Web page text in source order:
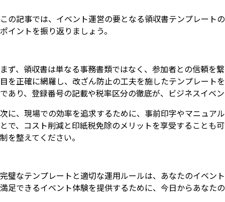
この記事では、イベント運営の要となる領収書テンプレート
ポイントを振り返りましょう。
まず、領収書は単なる事務書類ではなく、参加者との信頼を
目を正確に網羅し、改ざん防止の工夫を施したテンプレート
であり、登録番号の記載や税率区分の徹底が、ビジネスイベ
次に、現場での効率を追求するために、事前印字やマニュア
とで、コスト削減と印紙税免除のメリットを享受することも
制を整えてください。
完璧なテンプレートと適切な運用ルールは、あなたのイベン
満足できるイベント体験を提供するために、今日からあなた